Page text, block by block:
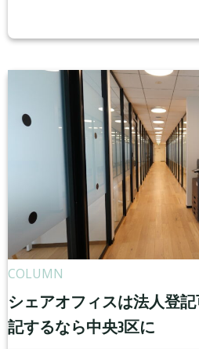
COLUMN
シェアオフィスは法人登
記するなら中央3区に